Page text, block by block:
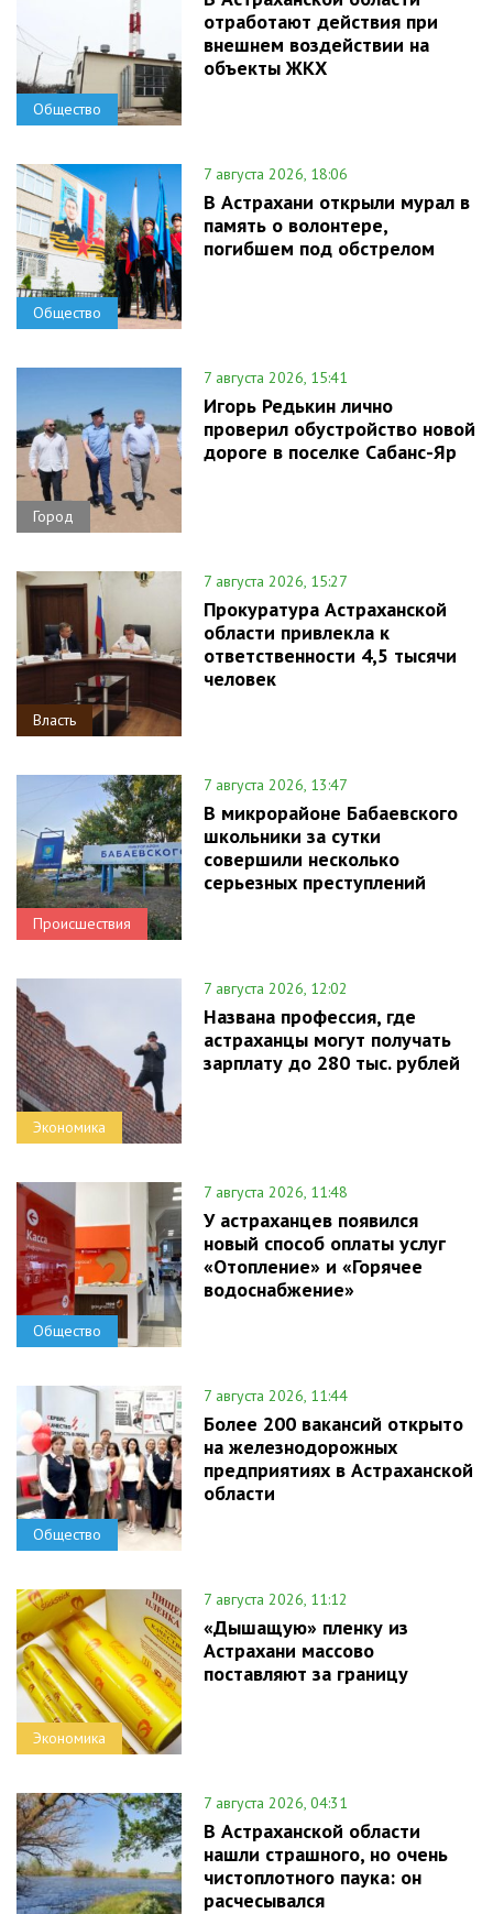
Общество
отработают действия при
внешнем воздействии на
объекты ЖКХ
Общество
7 августа 2026, 18:06
В Астрахани открыли мурал в
память о волонтере,
погибшем под обстрелом
Город
7 августа 2026, 15:41
Игорь Редькин лично
проверил обустройство новой
дороге в поселке Сабанс-Яр
Власть
7 августа 2026, 15:27
Прокуратура Астраханской
области привлекла к
ответственности 4,5 тысячи
человек
Происшествия
7 августа 2026, 13:47
В микрорайоне Бабаевского
школьники за сутки
совершили несколько
серьезных преступлений
Экономика
7 августа 2026, 12:02
Названа профессия, где
астраханцы могут получать
зарплату до 280 тыс. рублей
Общество
7 августа 2026, 11:48
У астраханцев появился
новый способ оплаты услуг
«Отопление» и «Горячее
водоснабжение»
Общество
7 августа 2026, 11:44
Более 200 вакансий открыто
на железнодорожных
предприятиях в Астраханской
области
Экономика
7 августа 2026, 11:12
«Дышащую» пленку из
Астрахани массово
поставляют за границу
7 августа 2026, 04:31
В Астраханской области
нашли страшного, но очень
чистоплотного паука: он
расчесывался